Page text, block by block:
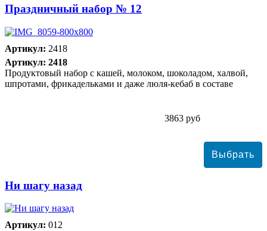
Праздничный набор № 12
Артикул: 2418
Артикул: 2418
Продуктовый набор с кашей, молоком, шоколадом, халвой,
шпротами, фрикадельками и даже люля-кебаб в составе
3863 руб
Ни шагу назад
Артикул: 012